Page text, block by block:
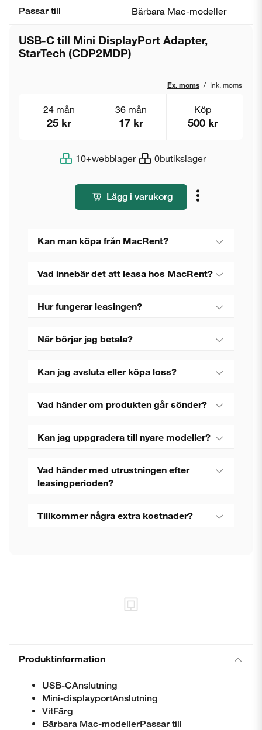
Passar till Bärbara Mac-modeller
USB-C till Mini DisplayPort Adapter,
StarTech (CDP2MDP)
Ex. moms / Ink. moms
10+webblager 0butikslager
24 mån
25 kr
36 mån
17 kr
Köp
500 kr
Lägg i varukorg
Kan man köpa från MacRent?
Vad innebär det att leasa hos MacRent?
Hur fungerar leasingen?
När börjar jag betala?
Kan jag avsluta eller köpa loss?
Vad händer om produkten går sönder?
Kan jag uppgradera till nyare modeller?
Vad händer med utrustningen efter
leasingperioden?
Tillkommer några extra kostnader?
Produktinformation
USB-CAnslutning
Mini-displayportAnslutning
VitFärg
Bärbara Mac-modellerPassar till